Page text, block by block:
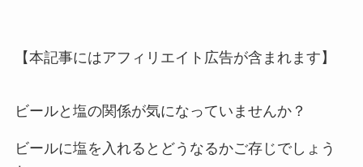
【本記事にはアフィリエイト広告が含まれます】
ビールと塩の関係が気になっていませんか？
ビールに塩を入れるとどうなるかご存じでしょう